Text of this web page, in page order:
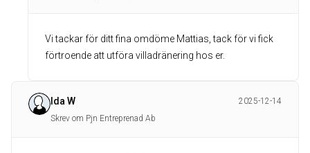
Vi tackar för ditt fina omdöme Mattias, tack för vi fick
förtroende att utföra villadränering hos er.
Ida W
2025-12-14
Skrev om Pjn Entreprenad Ab